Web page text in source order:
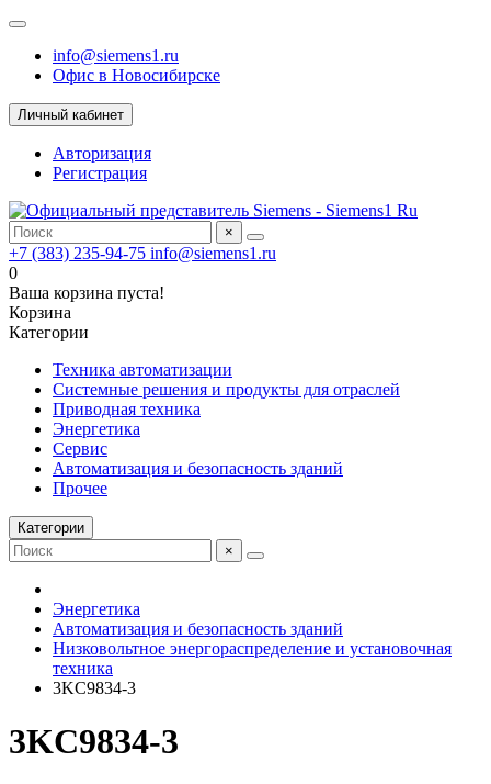
info@siemens1.ru
Офис в Новосибирске
Личный кабинет
Авторизация
Регистрация
×
+7 (383) 235-94-75 info@siemens1.ru
0
Ваша корзина пуста!
Корзина
Категории
Техника автоматизации
Системные решения и продукты для отраслей
Приводная техника
Энергетика
Сервис
Автоматизация и безопасность зданий
Прочее
Категории
×
Энергетика
Автоматизация и безопасность зданий
Низковольтное энергораспределение и установочная
техника
3KC9834-3
3KC9834-3